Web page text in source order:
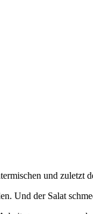
und zuletzt
Und der Salat